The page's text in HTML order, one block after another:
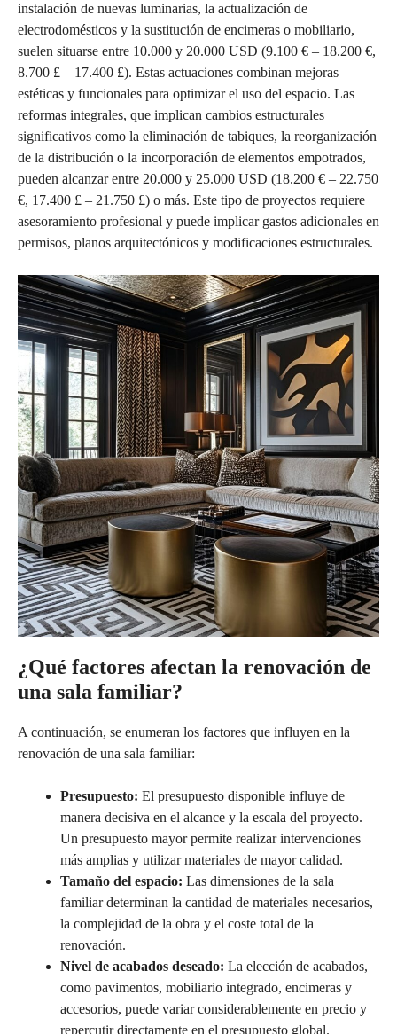
instalación de nuevas luminarias, la actualización de
electrodomésticos y la sustitución de encimeras o mobiliario,
suelen situarse entre 10.000 y 20.000 USD (9.100 € – 18.200 €,
8.700 £ – 17.400 £). Estas actuaciones combinan mejoras
estéticas y funcionales para optimizar el uso del espacio. Las
reformas integrales, que implican cambios estructurales
significativos como la eliminación de tabiques, la reorganización
de la distribución o la incorporación de elementos empotrados,
pueden alcanzar entre 20.000 y 25.000 USD (18.200 € – 22.750
€, 17.400 £ – 21.750 £) o más. Este tipo de proyectos requiere
asesoramiento profesional y puede implicar gastos adicionales en
permisos, planos arquitectónicos y modificaciones estructurales.
¿Qué factores afectan la renovación de
una sala familiar?
A continuación, se enumeran los factores que influyen en la
renovación de una sala familiar:
Presupuesto: El presupuesto disponible influye de
manera decisiva en el alcance y la escala del proyecto.
Un presupuesto mayor permite realizar intervenciones
más amplias y utilizar materiales de mayor calidad.
Tamaño del espacio: Las dimensiones de la sala
familiar determinan la cantidad de materiales necesarios,
la complejidad de la obra y el coste total de la
renovación.
Nivel de acabados deseado: La elección de acabados,
como pavimentos, mobiliario integrado, encimeras y
accesorios, puede variar considerablemente en precio y
repercutir directamente en el presupuesto global.